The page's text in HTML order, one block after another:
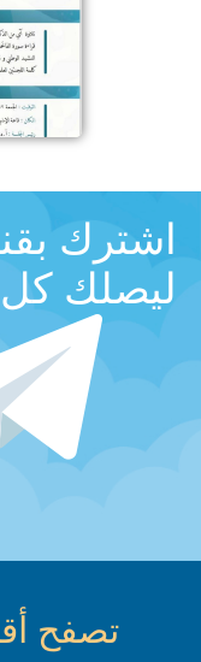
اشترك
ليصلك كل
تصفح